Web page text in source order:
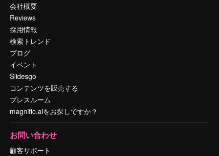
会社概要
Reviews
採用情報
検索トレンド
ブログ
イベント
Slidesgo
コンテンツを販売する
プレスルーム
magnific.aiをお探しですか？
お問い合わせ
顧客サポート